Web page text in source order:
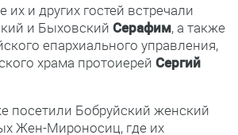
и других гостей встречали
и Быховский Серафим, а также
епархиального управления,
храма протоиерей Сергий
посетили Бобруйский женский
Жен-Мироносиц, где их